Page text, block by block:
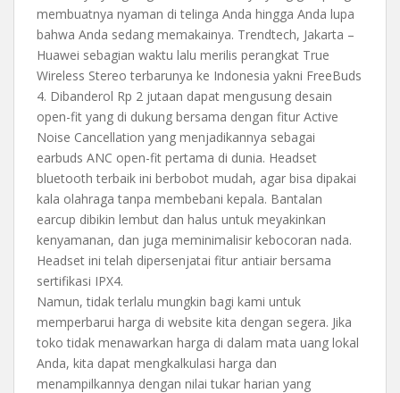
membuatnya nyaman di telinga Anda hingga Anda lupa
bahwa Anda sedang memakainya. Trendtech, Jakarta –
Huawei sebagian waktu lalu merilis perangkat True
Wireless Stereo terbarunya ke Indonesia yakni FreeBuds
4. Dibanderol Rp 2 jutaan dapat mengusung desain
open-fit yang di dukung bersama dengan fitur Active
Noise Cancellation yang menjadikannya sebagai
earbuds ANC open-fit pertama di dunia. Headset
bluetooth terbaik ini berbobot mudah, agar bisa dipakai
kala olahraga tanpa membebani kepala. Bantalan
earcup dibikin lembut dan halus untuk meyakinkan
kenyamanan, dan juga meminimalisir kebocoran nada.
Headset ini telah dipersenjatai fitur antiair bersama
sertifikasi IPX4.
Namun, tidak terlalu mungkin bagi kami untuk
memperbarui harga di website kita dengan segera. Jika
toko tidak menawarkan harga di dalam mata uang lokal
Anda, kita dapat mengkalkulasi harga dan
menampilkannya dengan nilai tukar harian yang